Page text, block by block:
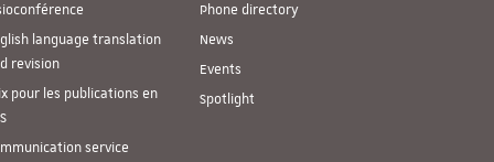
language translation
revision
pour les publications en
service
Phone directory
News
Events
Spotlight